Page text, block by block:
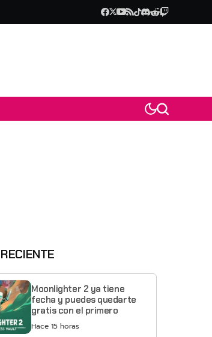
Moonlighter 2 ya tiene
fecha y puedes quedarte
gratis con el primero
Hace 15 horas